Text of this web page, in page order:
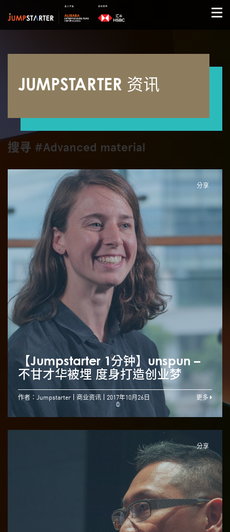
JUMPSTARTER 资讯
搜寻 #Advanced material
分享
【Jumpstarter 1分钟】unspun –
不甘才华被埋 度身打造创业梦
作者：Jumpstarter 商业资讯 2017年10月26日 更多
分享